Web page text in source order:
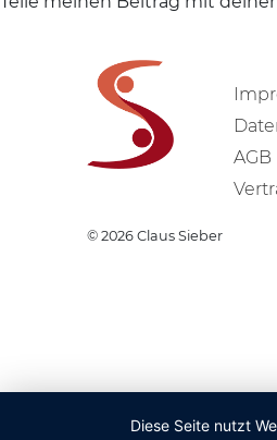
Diese Seite nutzt
AGB
© 2026 Claus Sieber